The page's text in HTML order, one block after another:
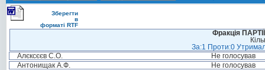
Зберегти
в
форматі RTF
Фракція
За:1 Проти:0
Алєксєєв С.О.
Не голосував
Антонищак А.Ф.
Не голосував